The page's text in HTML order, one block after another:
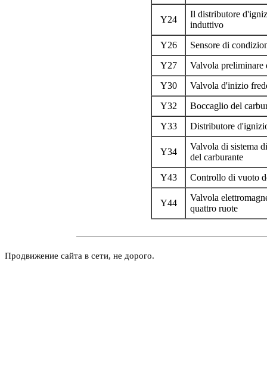
Y24
Il distributore
induttivo
Y26
Sensore di
Y27
Valvola preliminare
Y30
Valvola d'inizio
Y32
Boccaglio del
Y33
Distributore
Y34
Valvola di sistema
del carburante
Y43
Controllo di vuoto
Y44
Valvola
quattro ruote
Продвижение сайта в сети, не дорого.